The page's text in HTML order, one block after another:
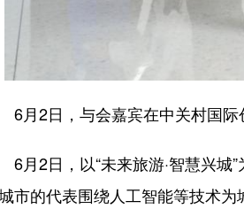
2日，与会嘉宾在中关村国际
2日，以“未来旅游·智慧兴城”
市的代表围绕人工智能等技术